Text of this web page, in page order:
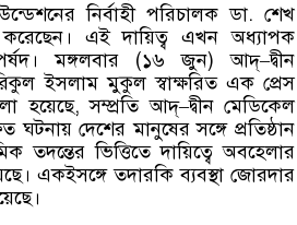
নির্বাহী পরিচালক ডা.শেখ
করেছেন। এই দায়িত্ব এখন অধ্যাপক
মঙ্গলবার (১৬ জুন)আদ্–দ্বীন
ইসলাম মুকুল স্বাক্ষরিত এক প্রেস
হয়েছে,সম্প্রতি আদ্–দ্বীন মেডিকেল
দেশের মানুষের সঙ্গে প্রতিষ্ঠান
তদন্তের ভিত্তিতে দায়িত্বে অবহেলার
একইসঙ্গে তদারকি ব্যবস্থা জোরদার